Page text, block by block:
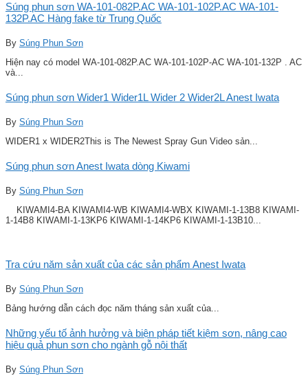
Súng phun sơn WA-101-082P.AC WA-101-102P.AC WA-101-
132P.AC Hàng fake từ Trung Quốc
By Súng Phun Sơn
Hiện nay có model WA-101-082P.AC WA-101-102P-AC WA-101-132P . AC
và...
Súng phun sơn Wider1 Wider1L Wider 2 Wider2L Anest Iwata
By Súng Phun Sơn
WIDER1 x WIDER2This is The Newest Spray Gun Video sản...
Súng phun sơn Anest Iwata dòng Kiwami
By Súng Phun Sơn
KIWAMI4-BA KIWAMI4-WB KIWAMI4-WBX KIWAMI-1-13B8 KIWAMI-
1-14B8 KIWAMI-1-13KP6 KIWAMI-1-14KP6 KIWAMI-1-13B10...
Tra cứu năm sản xuất của các sản phẩm Anest Iwata
By Súng Phun Sơn
Bảng hướng dẫn cách đọc năm tháng sản xuất của...
Những yếu tố ảnh hưởng và biện pháp tiết kiệm sơn, nâng cao
hiệu quả phun sơn cho ngành gỗ nội thất
By Súng Phun Sơn